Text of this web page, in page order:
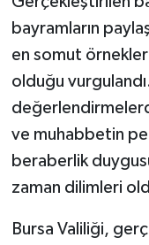
bayramların
en somut
olduğu
ve muhabbetin
beraberlik
zaman dilimleri
Bursa Valiliği,